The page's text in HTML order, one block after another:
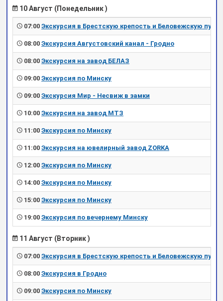
10 Август (Понедельник )
07:00 Экскурсия в Брестскую крепость и Беловежскую пущу
08:00 Экскурсия Августовский канал - Гродно
08:00 Экскурсия на завод БЕЛАЗ
09:00 Экскурсия по Минску
09:00 Экскурсия Мир - Несвиж в замки
10:00 Экскурсия на завод МТЗ
11:00 Экскурсия по Минску
11:00 Экскурсия на ювелирный завод ZORKA
12:00 Экскурсия по Минску
14:00 Экскурсия по Минску
15:00 Экскурсия по Минску
19:00 Экскурсия по вечернему Минску
11 Август (Вторник )
07:00 Экскурсия в Брестскую крепость и Беловежскую пущу
08:00 Экскурсия в Гродно
09:00 Экскурсия по Минску